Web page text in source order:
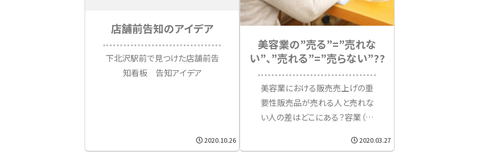
店舗前告知のアイデア
下北沢駅前で見つけた店舗前告
知看板 告知アイデア
2020.10.26
美容業の”売る”=”売れな
い”、”売れる”=”売らない”??
美容業における販売売上げの重
要性販売品が売れる人と売れな
い人の差はどこにある？容業（美
ン・アイサロン）は指標の示すとこ
2020.03.27